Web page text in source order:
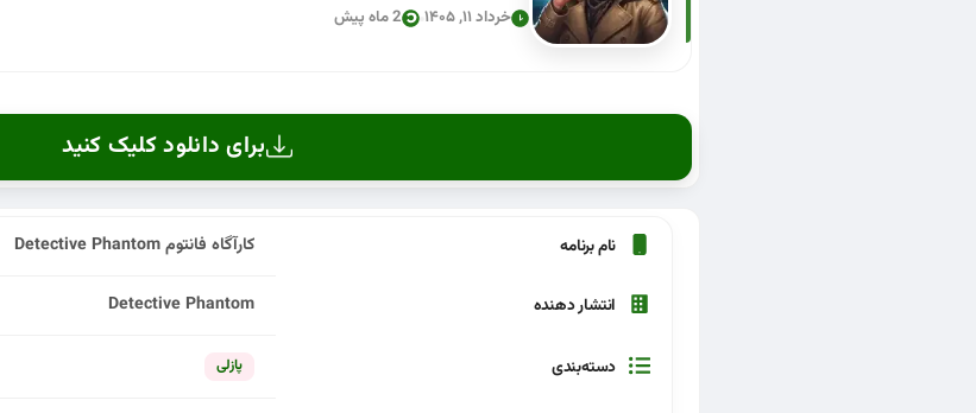
خرداد ۱۱, ۱۴۰۵ 2 ماه پیش
برای دانلود کلیک کنید
نام برنامه کارآگاه فانتوم Detective Phantom
انتشار دهنده Detective Phantom
دسته‌بندی پازلی